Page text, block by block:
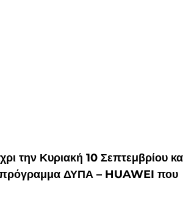
πρόγραμμα ΔΥΠΑ – HUAWEI που